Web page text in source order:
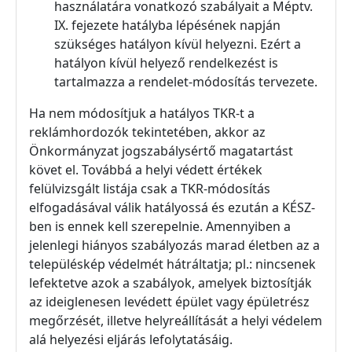
használatára vonatkozó szabályait a Méptv.
IX. fejezete hatályba lépésének napján
szükséges hatályon kívül helyezni. Ezért a
hatályon kívül helyező rendelkezést is
tartalmazza a rendelet-módosítás tervezete.
Ha nem módosítjuk a hatályos TKR-t a
reklámhordozók tekintetében, akkor az
Önkormányzat jogszabálysértő magatartást
követ el. Továbbá a helyi védett értékek
felülvizsgált listája csak a TKR-módosítás
elfogadásával válik hatályossá és ezután a KÉSZ-
ben is ennek kell szerepelnie. Amennyiben a
jelenlegi hiányos szabályozás marad életben az a
településkép védelmét hátráltatja; pl.: nincsenek
lefektetve azok a szabályok, amelyek biztosítják
az ideiglenesen levédett épület vagy épületrész
megőrzését, illetve helyreállítását a helyi védelem
alá helyezési eljárás lefolytatásáig.